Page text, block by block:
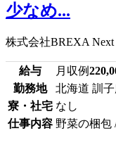
少なめ...
株式会社BREXA Next
給与 月収例
勤務地
北海道 訓子
寮・社宅 なし
仕事内容 野菜の梱包